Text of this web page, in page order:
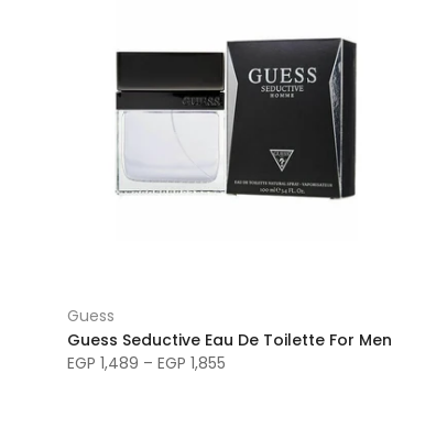
Guess
Guess Seductive Eau De Toilette For Men
EGP 1,489 – EGP 1,855